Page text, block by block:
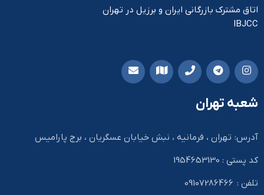
اتاق مشترک بازرگانی ایران و برزیل در تهران
IBJCC
شعبه تهران
آدرس: تهران ، فرمانیه ، نبش خیابان عسگریان ، برج پارامیس
کد پستی : 1954653130
تلفن : 09107286466